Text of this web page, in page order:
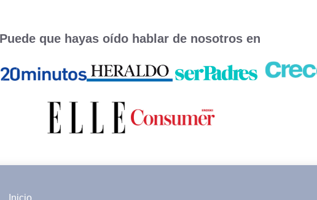
Puede que hayas oído hablar de nosotros en
Inicio